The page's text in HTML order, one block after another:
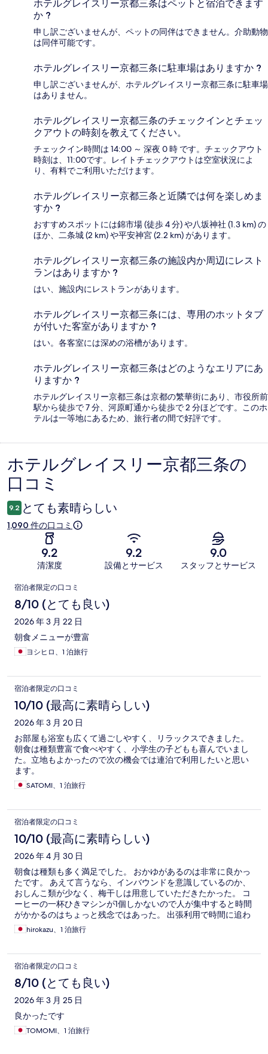
ホテルグレイスリー京都三条はペットと宿泊できます
か ?
申し訳ございませんが、ペットの同伴はできません。介助動物
は同伴可能です。
ホテルグレイスリー京都三条に駐車場はありますか ?
申し訳ございませんが、ホテルグレイスリー京都三条に駐車場
はありません。
ホテルグレイスリー京都三条のチェックインとチェッ
クアウトの時刻を教えてください。
チェックイン時間は 14:00 ～ 深夜 0 時 です。チェックアウト
時刻は、11:00です。レイトチェックアウトは空室状況によ
り、有料でご利用いただけます。
ホテルグレイスリー京都三条と近隣では何を楽しめま
すか ?
おすすめスポットには錦市場 (徒歩 4 分) や八坂神社 (1.3 km) の
ほか、二条城 (2 km) や平安神宮 (2.2 km) があります。
ホテルグレイスリー京都三条の施設内か周辺にレスト
ランはありますか ?
はい、施設内にレストランがあります。
ホテルグレイスリー京都三条には、専用のホットタブ
が付いた客室がありますか ?
はい。各客室には深めの浴槽があります。
ホテルグレイスリー京都三条はどのようなエリアにあ
りますか ?
ホテルグレイスリー京都三条は京都の繁華街にあり、市役所前
駅から徒歩で 7 分、河原町通から徒歩で 2 分ほどです。このホ
テルは一等地にあるため、旅行者の間で好評です。
口
コ
ミ
ホテルグレイスリー京都三条の
口コミ
9.2 とても素晴らしい
1,090 件の口コミ
9.2
清潔度
9.2
設備とサービス
9.0
スタッフとサービス
口
コ
ミ
宿泊者限定の口コミ
8/10 (とても良い)
2026 年 3 月 22 日
朝食メニューが豊富
ヨシヒロ、1 泊旅行
宿泊者限定の口コミ
10/10 (最高に素晴らしい)
2026 年 3 月 20 日
お部屋も浴室も広くて過ごしやすく、リラックスできました。
朝食は種類豊富で食べやすく、小学生の子どもも喜んでいまし
た。立地もよかったので次の機会では連泊で利用したいと思い
ます。
SATOMI、1 泊旅行
宿泊者限定の口コミ
10/10 (最高に素晴らしい)
2026 年 4 月 30 日
朝食は種類も多く満足でした。 おかゆがあるのは非常に良かっ
たです。 あえて言うなら、インバウンドを意識しているのか、
おしんこ類が少なく、梅干しは用意していただきたかった。 コ
ーヒーの一杯ひきマシンが1個しかないので人が集中すると時間
がかかるのはちょっと残念ではあった。 出張利用で時間に追わ
れている人は、少し不便な感じがします。
hirokazu、1 泊旅行
宿泊者限定の口コミ
8/10 (とても良い)
2026 年 3 月 25 日
良かったです
TOMOMI、1 泊旅行